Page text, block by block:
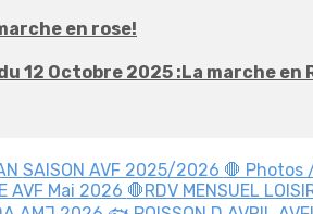
en rose!
du 12 Octobre 2025 :La marche en
SAISON AVF 2025/2026 🛑 Photos
AVF Mai 2026 🛑RDV MENSUEL